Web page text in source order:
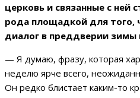
церковь и связанные с ней
рода площадкой для того,
диалог в преддверии зимы
— Я думаю, фразу, которая
неделю ярче всего,
Он редко блистает каким-то